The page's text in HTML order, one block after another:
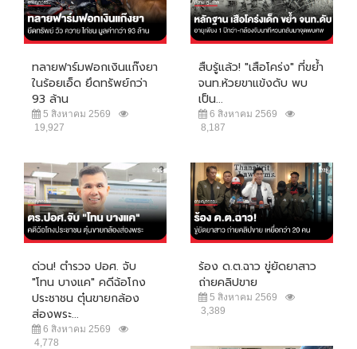
ทลายฟาร์มฟอกเงินแก๊งยา
ในร้อยเอ็ด ยึดทรัพย์กว่า
93 ล้าน
5 สิงหาคม 2569
19,927
สืบรู้แล้ว! "เสือโคร่ง" ที่ขย้ำ
จนท.ห้วยขาแข้งดับ พบ
เป็น...
6 สิงหาคม 2569
8,187
ด่วน! ตำรวจ ปอศ. จับ
"โทน บางแค" คดีฉ้อโกง
ประชาชน ตุ๋นขายกล้อง
ส่องพระ...
6 สิงหาคม 2569
4,778
ร้อง ด.ต.ฉาว ขู่ยัดยาสาว
ถ่ายคลิปขาย
5 สิงหาคม 2569
3,389